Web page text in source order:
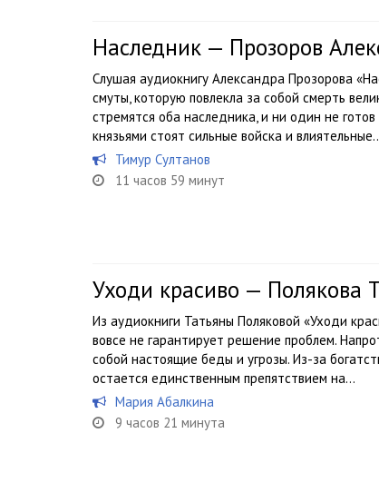
Наследник — Прозоров
Слушая аудиокнигу Александра Прозорова
смуты, которую повлекла за собой смерть
стремятся оба наследника, и ни один не
князьями стоят сильные войска и
Тимур Султанов
11 часов 59 минут
Уходи красиво — Полякова
Из аудиокниги Татьяны Поляковой «Уходи
вовсе не гарантирует решение проблем.
собой настоящие беды и угрозы. Из-за
остается единственным препятствием на...
Мария Абалкина
9 часов 21 минута